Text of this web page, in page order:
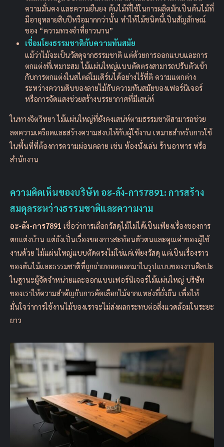
ความมั่นคง และความยืนยง ต้นไม้ที่ใช้ในการผลิตมักเป็นต้นไม้ที่
มีอายุหลายสิบปีหรือมากกว่านั้น ทำให้ไม้ชนิดนี้เป็นสัญลักษณ์
ของ “ความทรงจำที่ยาวนาน”
เชื่อมโยงธรรมชาติกับความทันสมัย
แม้ว่าไม้จะเป็นวัสดุจากธรรมชาติ แต่ด้วยการออกแบบและการ
ตกแต่งที่เหมาะสม ไม้แผ่นใหญ่แบบตัดตรงสามารถปรับตัวเข้า
กับการตกแต่งในสไตล์โมเดิร์นได้อย่างไร้ที่ติ ความแตกต่าง
ระหว่างความดิบของลายไม้กับความทันสมัยของเฟอร์นิเจอร์
หรือการจัดแสงช่วยสร้างบรรยากาศที่มีเสน่ห์
ในทางจิตวิทยา ไม้แผ่นใหญ่ที่ยังคงเสน่ห์ตามธรรมชาติสามารถช่วย
ลดความเครียดและสร้างความสงบให้กับผู้ใช้งาน เหมาะสำหรับการใช้
ในพื้นที่ที่ต้องการความผ่อนคลาย เช่น ห้องนั่งเล่น ร้านอาหาร หรือ
สำนักงาน
ความคิดเห็นของบริษัท อะ-ลัง-การ7891: การสร้าง
สมดุลระหว่างธรรมชาติและความงาม
อะ-ลัง-การ7891 เชื่อว่าการเลือกวัสดุไม้ไม่ได้เป็นเพียงเรื่องของการ
ตกแต่งบ้าน แต่ยังเป็นเรื่องของการสะท้อนตัวตนและคุณค่าของผู้ใช้
งานด้วย ไม้แผ่นใหญ่แบบตัดตรงไม่ใช่แค่เพียงวัสดุ แต่เป็นเรื่องราว
ของต้นไม้และธรรมชาติที่ถูกถ่ายทอดออกมาในรูปแบบของงานศิลปะ
ในฐานะผู้จัดจำหน่ายและออกแบบเฟอร์นิเจอร์ไม้แผ่นใหญ่ บริษัท
ของเราให้ความสำคัญกับการคัดเลือกไม้จากแหล่งที่ยั่งยืน เพื่อให้
มั่นใจว่าการใช้งานไม้ของเราจะไม่ส่งผลกระทบต่อสิ่งแวดล้อมในระยะ
ยาว